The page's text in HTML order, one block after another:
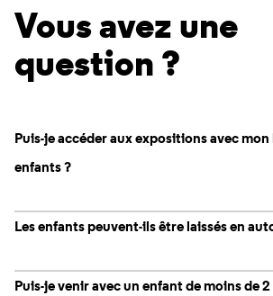
Vous avez une
question ?
Puis-je accéder aux expositions avec
enfants ?
Les enfants peuvent-ils être laissés en
Puis-je venir avec un enfant de moins de 2